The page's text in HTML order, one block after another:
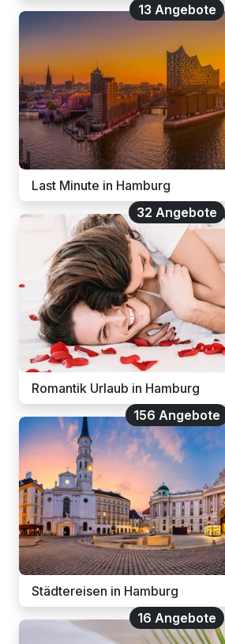
13 Angebote
Last Minute in Hamburg
32 Angebote
Romantik Urlaub in Hamburg
156 Angebote
Städtereisen in Hamburg
16 Angebote